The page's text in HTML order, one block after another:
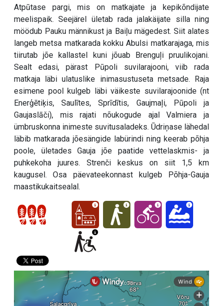
Atpūtase pargi, mis on matkajate ja kepikõndijate
meelispaik. Seejärel ületab rada jalakäijate silla ning
möödub Pauku männikust ja Baiļu mägedest. Siit alates
langeb metsa matkarada kokku Abulsi matkarajaga, mis
tiirutab jõe kallastel kuni jõuab Brenguļi pruulikojani.
Sealt edasi, pärast Pūpoli suvilarajooni, viib rada
matkaja läbi ulatuslike inimasustuseta metsade. Raja
esimene pool kulgeb läbi väikeste suvilarajoonide (nt
Enerģētiķis, Saulītes, Sprīdītis, Gaujmaļi, Pūpoli ja
Gaujaslāči), mis rajati nõukogude ajal Valmiera ja
ümbruskonna inimeste suvitusaladeks. Ūdriņase lähedal
läbib matkarada jõesängide labürindi ning keerab põhja
poole, ületades Gauja jõe paatide vettelaskmis- ja
puhkekoha juures. Strenči keskus on siit 1,5 km
kaugusel. Osa päevateekonnast kulgeb Põhja-Gauja
maastikukaitsealal.